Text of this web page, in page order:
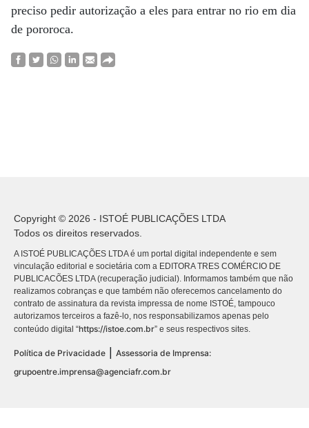
preciso pedir autorização a eles para entrar no rio em dia
de pororoca.
Copyright © 2026 - ISTOÉ PUBLICAÇÕES LTDA
Todos os direitos reservados.
A ISTOÉ PUBLICAÇÕES LTDA é um portal digital independente e sem
vinculação editorial e societária com a EDITORA TRES COMÉRCIO DE
PUBLICACÕES LTDA (recuperação judicial). Informamos também que não
realizamos cobranças e que também não oferecemos cancelamento do
contrato de assinatura da revista impressa de nome ISTOÉ, tampouco
autorizamos terceiros a fazê-lo, nos responsabilizamos apenas pelo
conteúdo digital “https://istoe.com.br” e seus respectivos sites.
Política de Privacidade
Assessoria de Imprensa:
grupoentre.imprensa@agenciafr.com.br